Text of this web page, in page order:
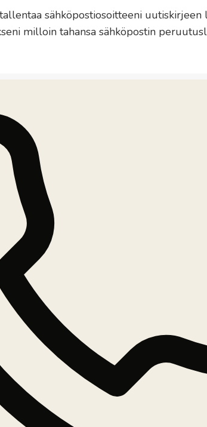
sähköpostiosoitteeni uutiskirjeen
milloin tahansa sähköpostin